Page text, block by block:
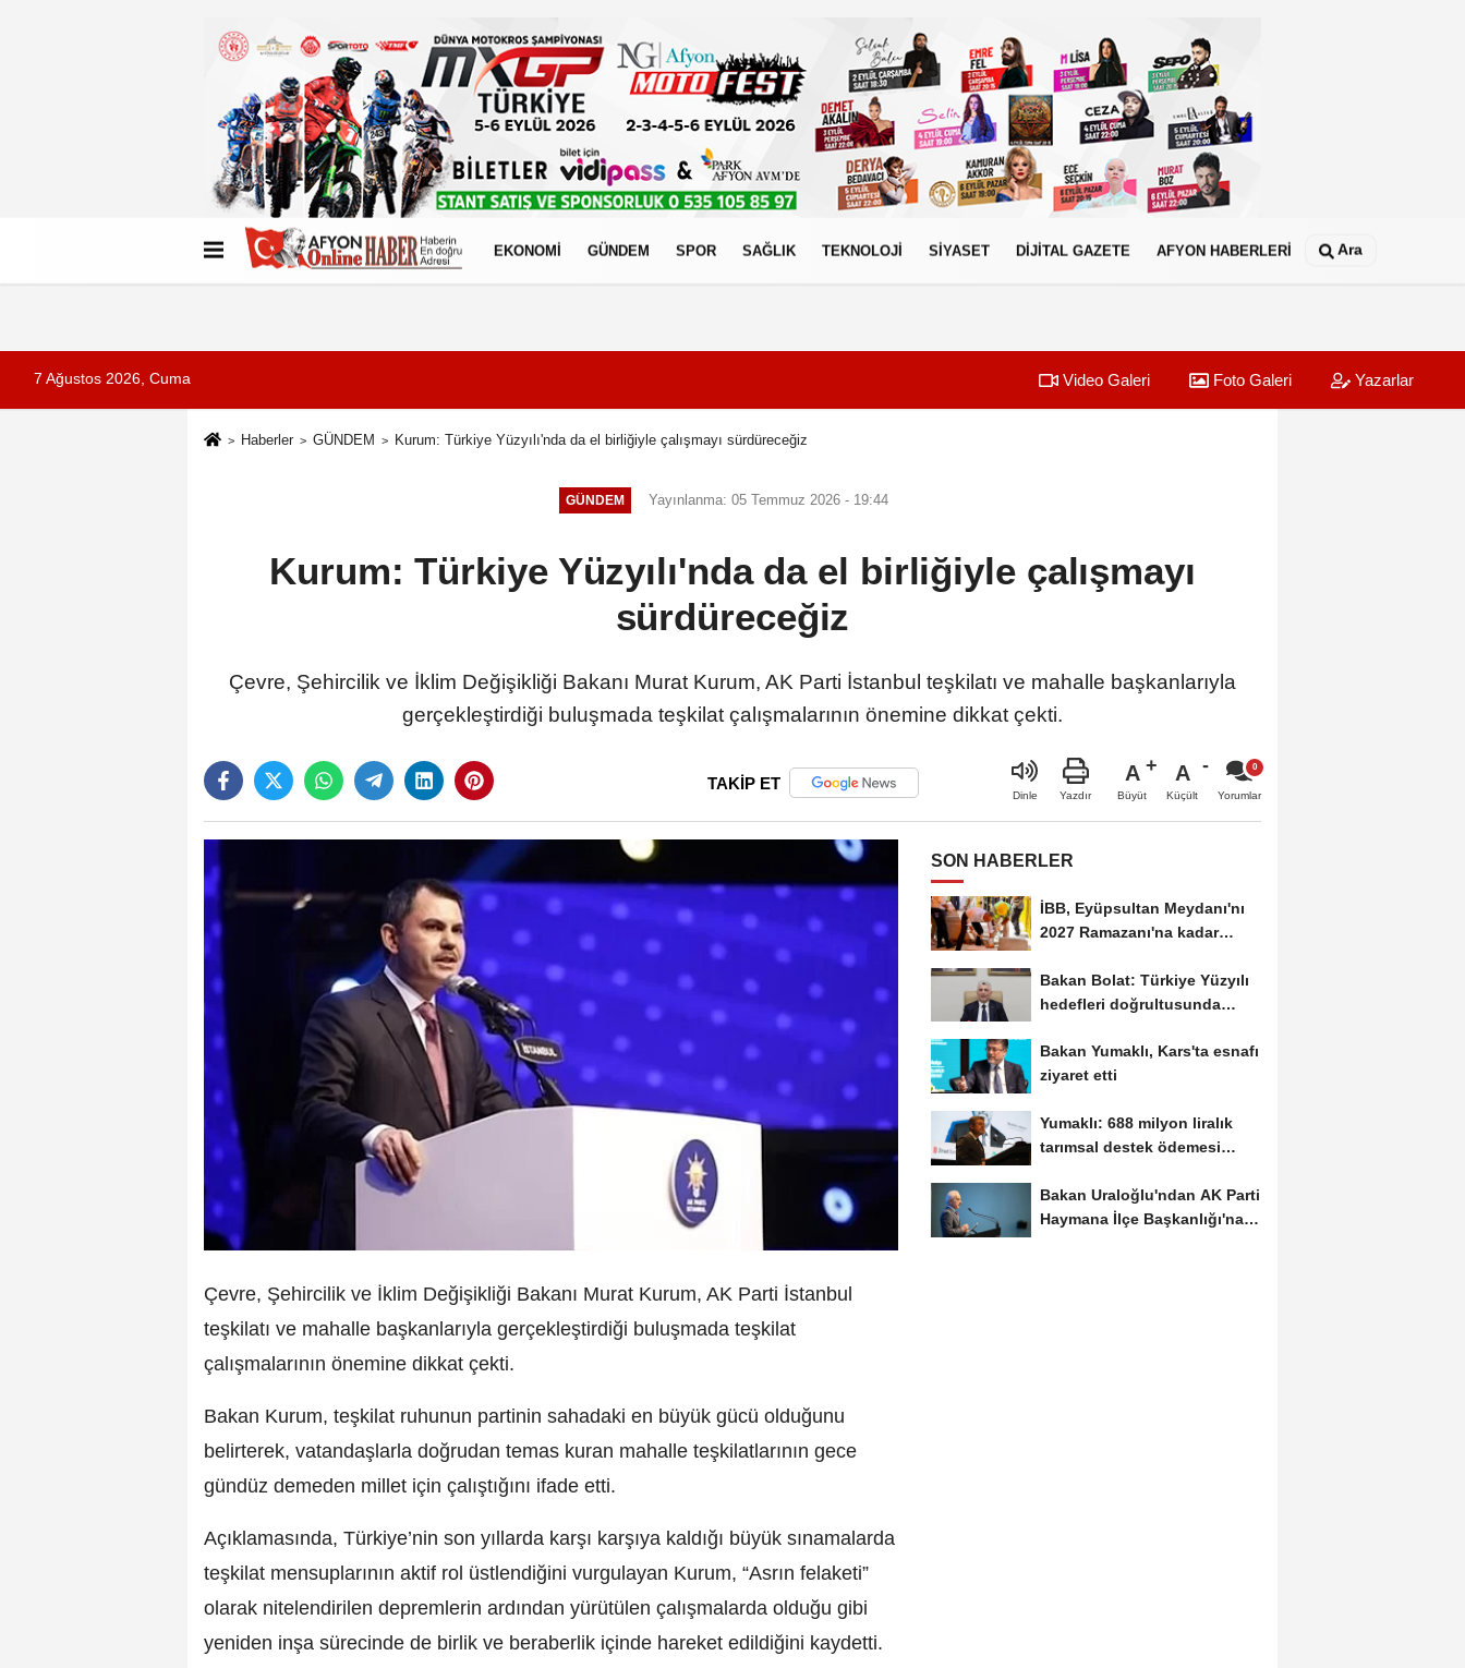
Künye İletişim Çerez Politikası
EKONOMİ GÜNDEM SPOR SAĞLIK TEKNOLOJİ SİYASET DİJİTAL GAZETE AFYON HABERLERİ Ara
7 Ağustos 2026, Cuma Video Galeri Foto Galeri Yazarlar
Haberler GÜNDEM Kurum: Türkiye Yüzyılı'nda da el birliğiyle çalışmayı sürdüreceğiz
GÜNDEM Yayınlanma: 05 Temmuz 2026 - 19:44
Kurum: Türkiye Yüzyılı'nda da el birliğiyle çalışmayı
sürdüreceğiz
Çevre, Şehircilik ve İklim Değişikliği Bakanı Murat Kurum, AK Parti İstanbul teşkilatı ve mahalle başkanlarıyla
gerçekleştirdiği buluşmada teşkilat çalışmalarının önemine dikkat çekti.
TAKİP ET
Dinle Yazdır
A
Büyüt
A
Küçült Yorumlar
Çevre, Şehircilik ve İklim Değişikliği Bakanı Murat Kurum, AK Parti İstanbul
teşkilatı ve mahalle başkanlarıyla gerçekleştirdiği buluşmada teşkilat
çalışmalarının önemine dikkat çekti.
Bakan Kurum, teşkilat ruhunun partinin sahadaki en büyük gücü olduğunu
belirterek, vatandaşlarla doğrudan temas kuran mahalle teşkilatlarının gece
gündüz demeden millet için çalıştığını ifade etti.
Açıklamasında, Türkiye’nin son yıllarda karşı karşıya kaldığı büyük sınamalarda
teşkilat mensuplarının aktif rol üstlendiğini vurgulayan Kurum, “Asrın felaketi”
olarak nitelendirilen depremlerin ardından yürütülen çalışmalarda olduğu gibi
yeniden inşa sürecinde de birlik ve beraberlik içinde hareket edildiğini kaydetti.
SON HABERLER
İBB, Eyüpsultan Meydanı'nı
2027 Ramazanı'na kadar
Bakan Bolat: Türkiye Yüzyılı
hedefleri doğrultusunda
Bakan Yumaklı, Kars'ta esnafı
ziyaret etti
Yumaklı: 688 milyon liralık
tarımsal destek ödemesi
Bakan Uraloğlu'ndan AK Parti
Haymana İlçe Başkanlığı'na